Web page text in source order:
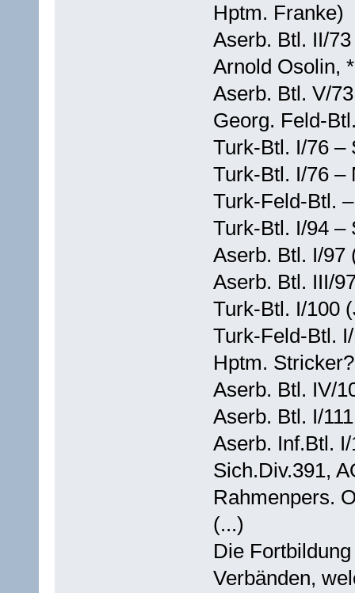
Hptm. Franke)
Aserb. Btl. II/
Arnold Osolin,
Aserb. Btl. V/73
Georg. Feld-
Turk-Btl. I/76 –
Turk-Btl. I/76 –
Turk-Feld-Btl.
Turk-Btl. I/94 –
Aserb. Btl. I/97
Aserb. Btl. III/
Turk-Btl. I/100
Turk-Feld-Btl.
Hptm.
Aserb. Btl. IV/
Aserb. Btl. I/
Aserb. Inf.Btl.
Sich.Div.391,
Rahmenpers.
(...)
Die
Verbänden,